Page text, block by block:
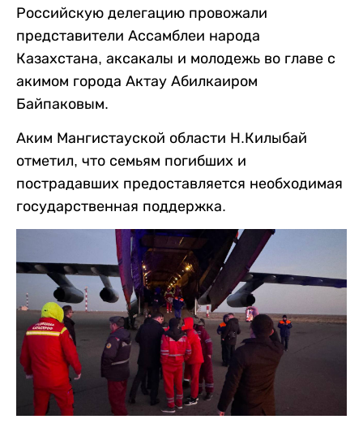
Российскую делегацию провожали
представители Ассамблеи народа
Казахстана, аксакалы и молодежь во главе с
акимом города Актау Абилкаиром
Байпаковым.
Аким Мангистауской области Н.Килыбай
отметил, что семьям погибших и
пострадавших предоставляется необходимая
государственная поддержка.